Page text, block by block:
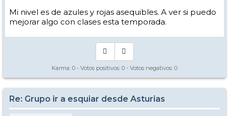
Mi nivel es de azules y rojas asequibles. A ver si puedo
mejorar algo con clases esta temporada.
Karma: 0 - Votos positivos: 0 - Votos negativos: 0
Re: Grupo ir a esquiar desde Asturias